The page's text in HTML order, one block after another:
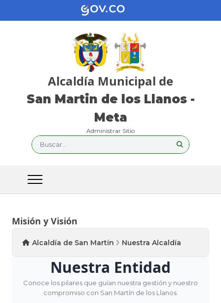
Alcaldía Municipal de
San Martin de los Llanos -
Meta
Administrar Sitio
Buscar...
Misión y Visión
Alcaldía de San Martín Nuestra Alcaldía
Nuestra Entidad
Conoce los pilares que guían nuestra gestión y nuestro
compromiso con San Martín de los Llanos.